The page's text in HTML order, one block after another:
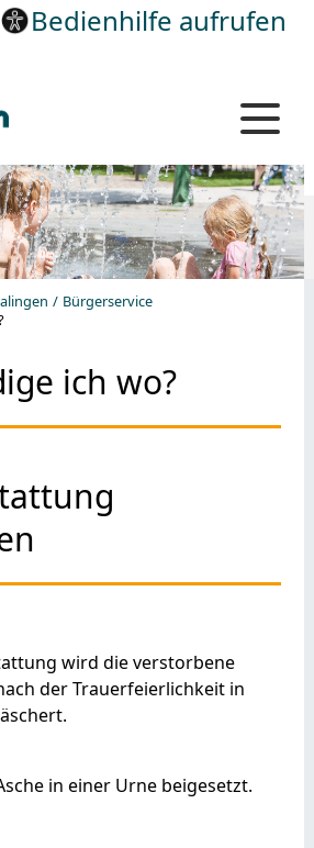
Bedienhilfe aufrufen
Bürgerservice
ich wo?
wird die verstorbene
der Trauerfeierlichkeit in
in einer Urne beigesetzt.